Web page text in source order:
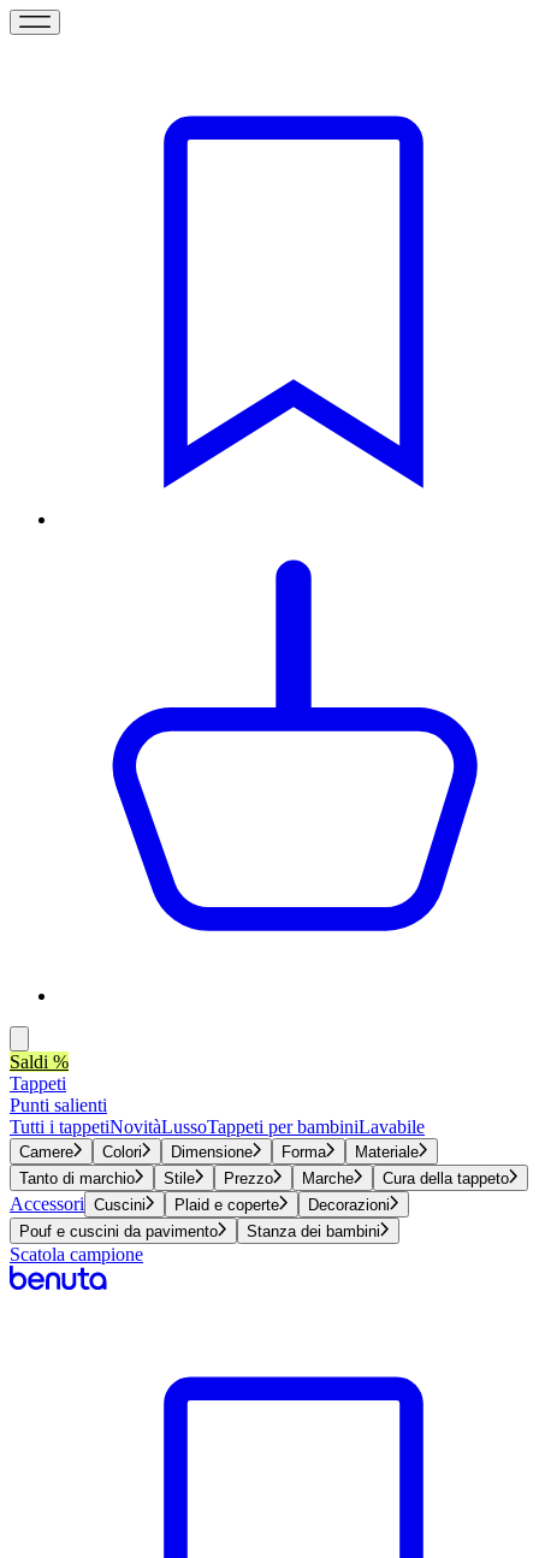
Saldi %
Tappeti
Punti salienti
Tutti i tappetiNovitàLussoTappeti per bambiniLavabile
Camere Colori Dimensione Forma
Materiale
Tanto di marchio
Stile Prezzo Marche Cura della tappeto
Accessori Cuscini Plaid e coperte
Decorazioni
Pouf e cuscini da pavimento
Stanza dei bambini
Scatola campione